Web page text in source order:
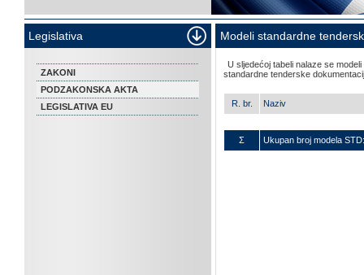
Legislativa
ZAKONI
PODZAKONSKA AKTA
LEGISLATIVA EU
Modeli standardne
U sljedećoj tabeli nalaze se
standardne tenderske
R. br. Naziv
Σ Ukupan broj modela STD: